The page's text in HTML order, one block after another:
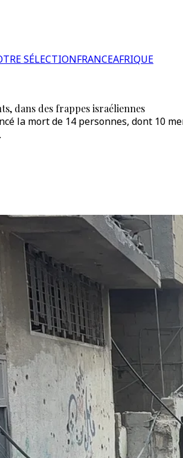
SÉLECTIONFRANCEAFRIQUE
dans des frappes israéliennes
la mort de 14 personnes, dont 10